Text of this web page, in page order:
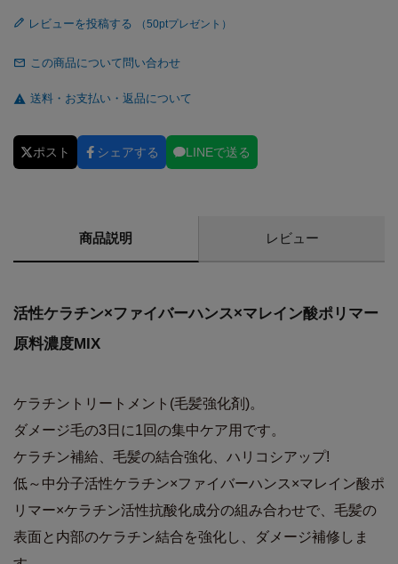
レビューを投稿する
この商品について問い合わせ
送料・お支払い・返品について
ポスト シェアする LINEで送る
商品説明 レビュー
活性ケラチン×ファイバーハンス×マレイン酸ポリマー
原料濃度MIX
ケラチントリートメント(毛髪強化剤)。
ダメージ毛の3日に1回の集中ケア用です。
ケラチン補給、毛髪の結合強化、ハリコシアップ!
低～中分子活性ケラチン×ファイバーハンス×マレイン酸ポ
リマー×ケラチン活性抗酸化成分の組み合わせで、毛髪の
表面と内部のケラチン結合を強化し、ダメージ補修しま